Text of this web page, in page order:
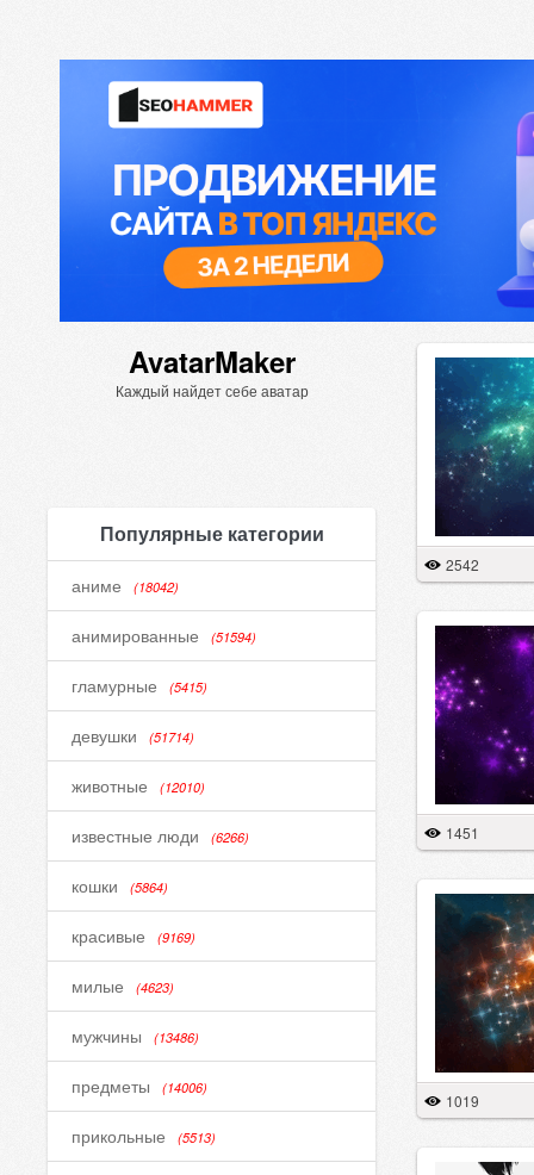
AvatarMaker
Каждый найдет себе аватар
Популярные категории
аниме (18042)
анимированные (51594)
гламурные (5415)
девушки (51714)
животные (12010)
известные люди (6266)
кошки (5864)
красивые (9169)
милые (4623)
мужчины (13486)
предметы (14006)
прикольные (5513)
2542
1451
1019